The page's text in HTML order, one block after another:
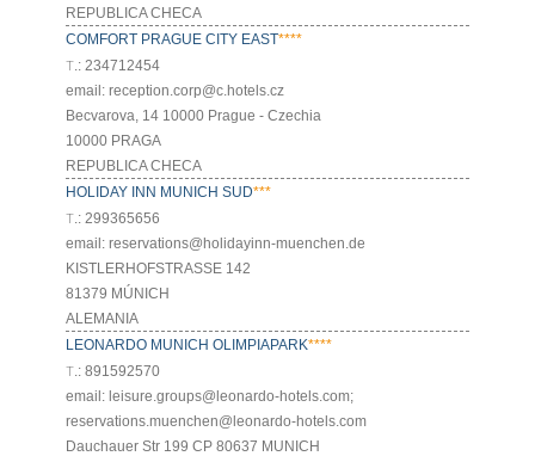
REPUBLICA CHECA
COMFORT PRAGUE CITY EAST****
Т.: 234712454
email: reception.corp@c.hotels.cz
Becvarova, 14 10000 Prague - Czechia
10000 PRAGA
REPUBLICA CHECA
HOLIDAY INN MUNICH SUD***
Т.: 299365656
email: reservations@holidayinn-muenchen.de
KISTLERHOFSTRASSE 142
81379 MÚNICH
ALEMANIA
LEONARDO MUNICH OLIMPIAPARK****
Т.: 891592570
email: leisure.groups@leonardo-hotels.com;
reservations.muenchen@leonardo-hotels.com
Dauchauer Str 199 CP 80637 MUNICH